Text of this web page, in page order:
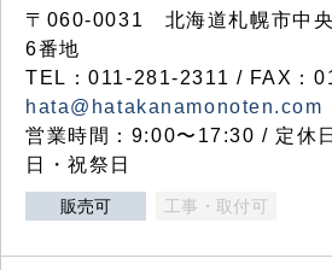
〒060-0031 北海道札幌市中央
6番地
TEL：011-281-2311 / FAX：
hata@hatakanamonoten.com
営業時間：9:00〜17:30 / 定休
日・祝祭日
販売可 工事・取付可